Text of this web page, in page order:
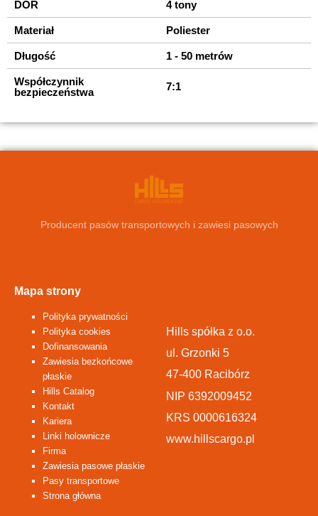
DOR 4 tony
Materiał Poliester
Długość 1 - 50 metrów
Współczynnik
bezpieczeństwa
7:1
Producent pasów transportowych i zawiesi pasowych
Mapa strony
Polityka prywatności
Polityka cookies
Dofinansowania
Zawiesia bezkońcowe
płaskie
Hills Catalog
Kontakt
Kariera
Linki holownicze
Firma
Zawiesia pasowe płaskie
Pasy transportowe
Strona główna
Hills spółka z o.o.
ul. Grzonki 5
47-400 Racibórz
NIP 6392009452
KRS 0000616324
www.hillscargo.pl